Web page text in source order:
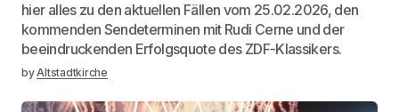
hier alles zu den aktuellen Fällen vom 25.02.2026, den
kommenden Sendeterminen mit Rudi Cerne und der
beeindruckenden Erfolgsquote des ZDF-Klassikers.
byAltstadtkirche